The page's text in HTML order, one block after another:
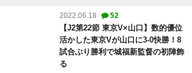
2022.06.18 52
【J2第22節 東京V×山口】数的優位
活かした東京Vが山口に3-0快勝！8
試合ぶり勝利で城福新監督の初陣飾
る